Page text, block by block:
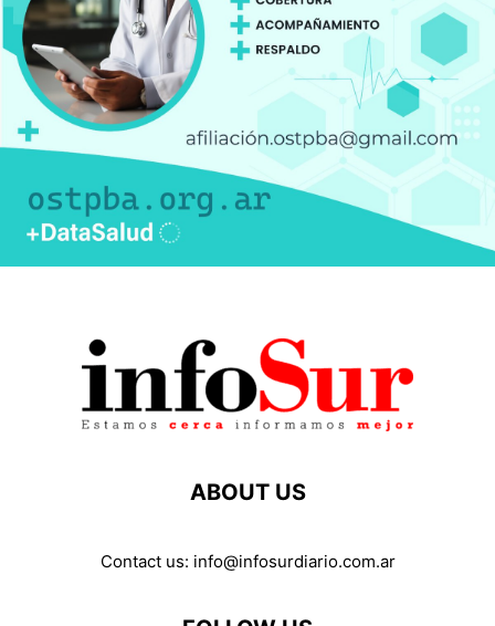
ABOUT US
Contact us: info@infosurdiario.com.ar